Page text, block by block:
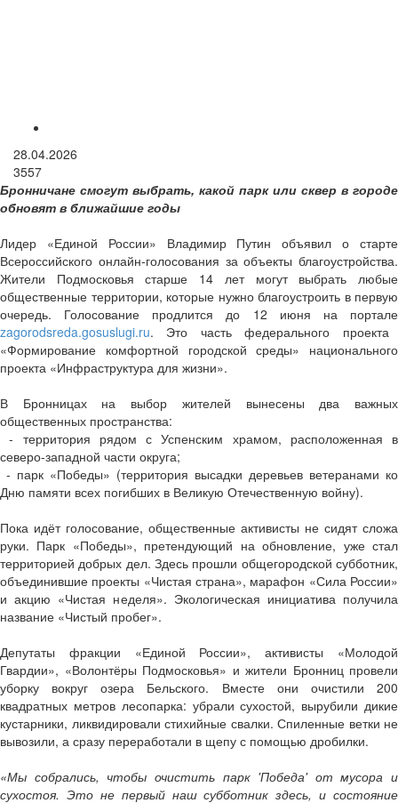
28.04.2026
3557
Бронничане смогут выбрать, какой парк или сквер в городе
обновят в ближайшие годы
Лидер «Единой России» Владимир Путин объявил о старте
Всероссийского онлайн-голосования за объекты благоустройства.
Жители Подмосковья старше 14 лет могут выбрать любые
общественные территории, которые нужно благоустроить в первую
очередь. Голосование продлится до 12 июня на портале
zagorodsreda.gosuslugi.ru. Это часть федерального проекта
«Формирование комфортной городской среды» национального
проекта «Инфраструктура для жизни».
В Бронницах на выбор жителей вынесены два важных
общественных пространства:
- территория рядом с Успенским храмом, расположенная в
северо-западной части округа;
- парк «Победы» (территория высадки деревьев ветеранами ко
Дню памяти всех погибших в Великую Отечественную войну).
Пока идёт голосование, общественные активисты не сидят сложа
руки. Парк «Победы», претендующий на обновление, уже стал
территорией добрых дел. Здесь прошли общегородской субботник,
объединившие проекты «Чистая страна», марафон «Сила России»
и акцию «Чистая неделя». Экологическая инициатива получила
название «Чистый пробег».
Депутаты фракции «Единой России», активисты «Молодой
Гвардии», «Волонтёры Подмосковья» и жители Бронниц провели
уборку вокруг озера Бельского. Вместе они очистили 200
квадратных метров лесопарка: убрали сухостой, вырубили дикие
кустарники, ликвидировали стихийные свалки. Спиленные ветки не
вывозили, а сразу переработали в щепу с помощью дробилки.
«Мы собрались, чтобы очистить парк 'Победа' от мусора и
сухостоя. Это не первый наш субботник здесь, и состояние